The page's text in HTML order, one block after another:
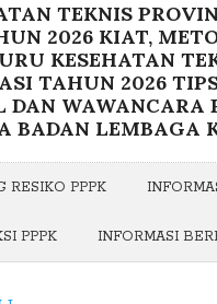
TEKNIS
2026 KIAT,
KESEHATAN
TAHUN 2026
WAWANCARA
BADAN LEMBAGA
RESIKO PPPK
PPPK INFORMASI